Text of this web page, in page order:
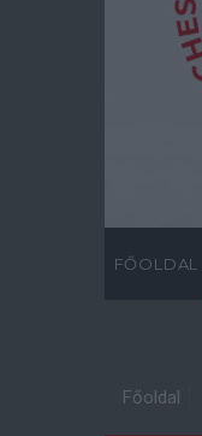
FŐOLDAL
Főoldal